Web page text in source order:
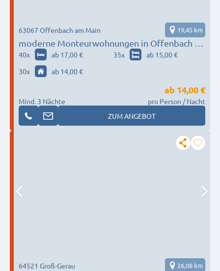
moderne Monteurwohnungen in Offenbach /
Frankfurt
63067 Offenbach am Main 19,45 km
40x ab 17,00 € 35x
ab 15,00 €
30x ab 14,00 €
Mind. 3 Nächte
ab 14,00 €
pro Person / Nacht
ZUM ANGEBOT
64521 Groß-Gerau 26,08 km